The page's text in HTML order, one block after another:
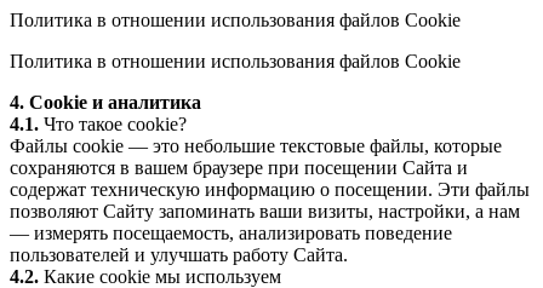
Политика в отношении использования файлов Cookie
Политика в отношении использования файлов Cookie
4. Cookie и аналитика
4.1. Что такое cookie?
Файлы cookie — это небольшие текстовые файлы, которые
сохраняются в вашем браузере при посещении Сайта и
содержат техническую информацию о посещении. Эти файлы
позволяют Сайту запоминать ваши визиты, настройки, а нам
— измерять посещаемость, анализировать поведение
пользователей и улучшать работу Сайта.
4.2. Какие cookie мы используем